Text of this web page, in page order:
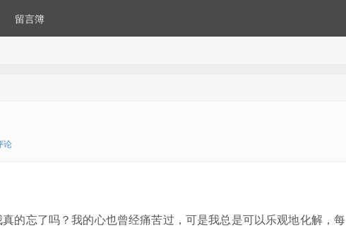
留言簿
论
的忘了吗？我的心也曾经痛苦过，可是我总是可以乐观地化解，每